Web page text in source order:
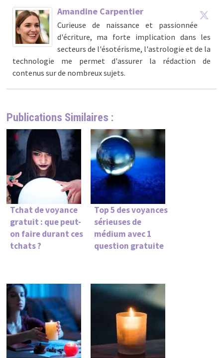
Amandine Carpentier
Curieuse de naissance et passionnée
d'écriture, ma forte implication dans les
secteurs de l'ésotérisme, l'astrologie et de la
technologie me permet d'assurer la rédaction de
contenus sur de nombreux sujets.
Publications Similaires :
Tchat de voyance
gratuit : que peut-
on faire durant ces
tchats ?
Top 5 des voyances
sérieuses de
médium avec 1
question gratuite